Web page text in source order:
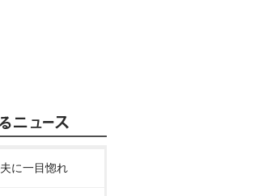
に一目惚れ